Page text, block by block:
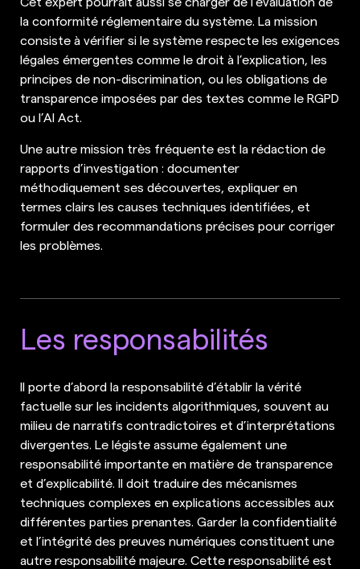
la conformité réglementaire du système. La mission
consiste à vérifier si le système respecte les exigences
légales émergentes comme le droit à l’explication, les
principes de non-discrimination, ou les obligations de
transparence imposées par des textes comme le RGPD
ou l’AI Act.
Une autre mission très fréquente est la rédaction de
rapports d’investigation : documenter
méthodiquement ses découvertes, expliquer en
termes clairs les causes techniques identifiées, et
formuler des recommandations précises pour corriger
les problèmes.
Les responsabilités
Il porte d’abord la responsabilité d’établir la vérité
factuelle sur les incidents algorithmiques, souvent au
milieu de narratifs contradictoires et d’interprétations
divergentes. Le légiste assume également une
responsabilité importante en matière de transparence
et d’explicabilité. Il doit traduire des mécanismes
techniques complexes en explications accessibles aux
différentes parties prenantes. Garder la confidentialité
et l’intégrité des preuves numériques constituent une
autre responsabilité majeure. Cette responsabilité est